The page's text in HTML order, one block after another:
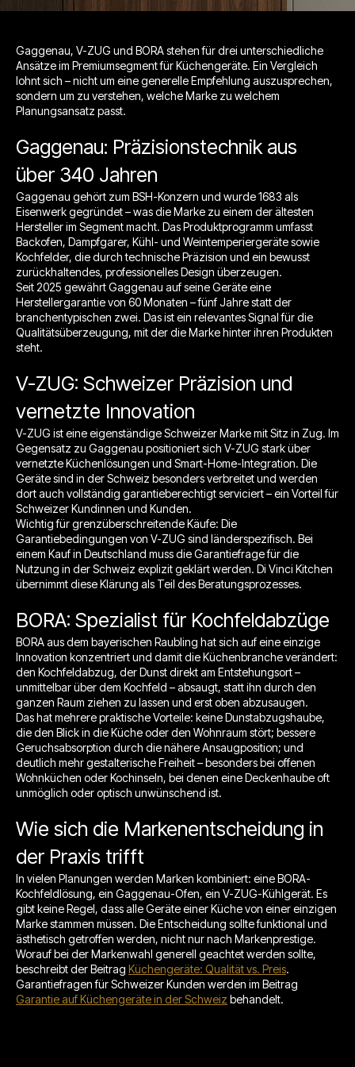
Gaggenau, V-ZUG und BORA stehen für drei unterschiedliche
Ansätze im Premiumsegment für Küchengeräte. Ein Vergleich
lohnt sich – nicht um eine generelle Empfehlung auszusprechen,
sondern um zu verstehen, welche Marke zu welchem
Planungsansatz passt.
Gaggenau: Präzisionstechnik aus
über 340 Jahren
Gaggenau gehört zum BSH-Konzern und wurde 1683 als
Eisenwerk gegründet – was die Marke zu einem der ältesten
Hersteller im Segment macht. Das Produktprogramm umfasst
Backofen, Dampfgarer, Kühl- und Weintemperiergeräte sowie
Kochfelder, die durch technische Präzision und ein bewusst
zurückhaltendes, professionelles Design überzeugen.
Seit 2025 gewährt Gaggenau auf seine Geräte eine
Herstellergarantie von 60 Monaten – fünf Jahre statt der
branchentypischen zwei. Das ist ein relevantes Signal für die
Qualitätsüberzeugung, mit der die Marke hinter ihren Produkten
steht.
V-ZUG: Schweizer Präzision und
vernetzte Innovation
V-ZUG ist eine eigenständige Schweizer Marke mit Sitz in Zug. Im
Gegensatz zu Gaggenau positioniert sich V-ZUG stark über
vernetzte Küchenlösungen und Smart-Home-Integration. Die
Geräte sind in der Schweiz besonders verbreitet und werden
dort auch vollständig garantieberechtigt serviciert – ein Vorteil für
Schweizer Kundinnen und Kunden.
Wichtig für grenzüberschreitende Käufe: Die
Garantiebedingungen von V-ZUG sind länderspezifisch. Bei
einem Kauf in Deutschland muss die Garantiefrage für die
Nutzung in der Schweiz explizit geklärt werden. Di Vinci Kitchen
übernimmt diese Klärung als Teil des Beratungsprozesses.
BORA: Spezialist für Kochfeldabzüge
BORA aus dem bayerischen Raubling hat sich auf eine einzige
Innovation konzentriert und damit die Küchenbranche verändert:
den Kochfeldabzug, der Dunst direkt am Entstehungsort –
unmittelbar über dem Kochfeld – absaugt, statt ihn durch den
ganzen Raum ziehen zu lassen und erst oben abzusaugen.
Das hat mehrere praktische Vorteile: keine Dunstabzugshaube,
die den Blick in die Küche oder den Wohnraum stört; bessere
Geruchsabsorption durch die nähere Ansaugposition; und
deutlich mehr gestalterische Freiheit – besonders bei offenen
Wohnküchen oder Kochinseln, bei denen eine Deckenhaube oft
unmöglich oder optisch unwünschend ist.
Wie sich die Markenentscheidung in
der Praxis trifft
In vielen Planungen werden Marken kombiniert: eine BORA-
Kochfeldlösung, ein Gaggenau-Ofen, ein V-ZUG-Kühlgerät. Es
gibt keine Regel, dass alle Geräte einer Küche von einer einzigen
Marke stammen müssen. Die Entscheidung sollte funktional und
ästhetisch getroffen werden, nicht nur nach Markenprestige.
Worauf bei der Markenwahl generell geachtet werden sollte,
beschreibt der Beitrag Küchengeräte: Qualität vs. Preis.
Garantiefragen für Schweizer Kunden werden im Beitrag
Garantie auf Küchengeräte in der Schweiz behandelt.